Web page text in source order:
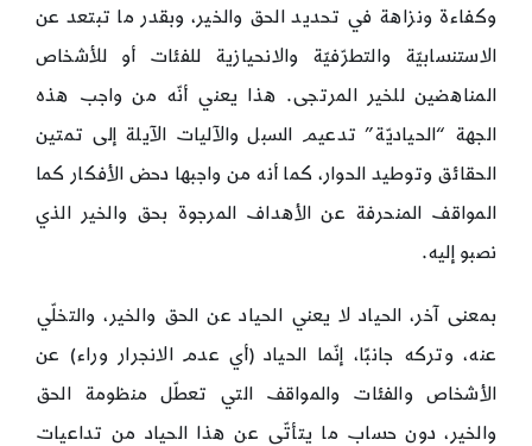
وكفاءة ونزاهة في تحديد الحق والخير، وبقدر ما تبتعد عن
الاستنسابيّة والتطرّفيّة والانحيازية للفئات أو للأشخاص
المناهضين للخير المرتجى. هذا يعني أنّه من واجب هذه
الجهة “الحياديّة” تدعيم السبل والآليات الآيلة إلى تمتين
الحقائق وتوطيد الحوار، كما أنه من واجبها دحض الأفكار كما
المواقف المنحرفة عن الأهداف المرجوة بحق والخير الذي
نصبو إليه.
بمعنى آخر، الحياد لا يعني الحياد عن الحق والخير، والتخلّي
عنه، وتركه جانبًا، إنّما الحياد (أي عدم الانجرار وراء) عن
الأشخاص والفئات والمواقف التي تعطّل منظومة الحق
والخير، دون حساب ما يتأتّى عن هذا الحياد من تداعيات